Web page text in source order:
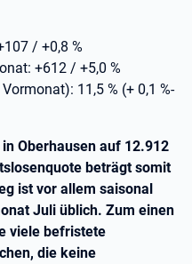
/ +0,8 %
+612 / +5,0 %
11,5 % (+ 0,1 %-
Oberhausen auf 12.912
beträgt somit
ist vor allem saisonal
Juli üblich. Zum einen
viele befristete
die keine